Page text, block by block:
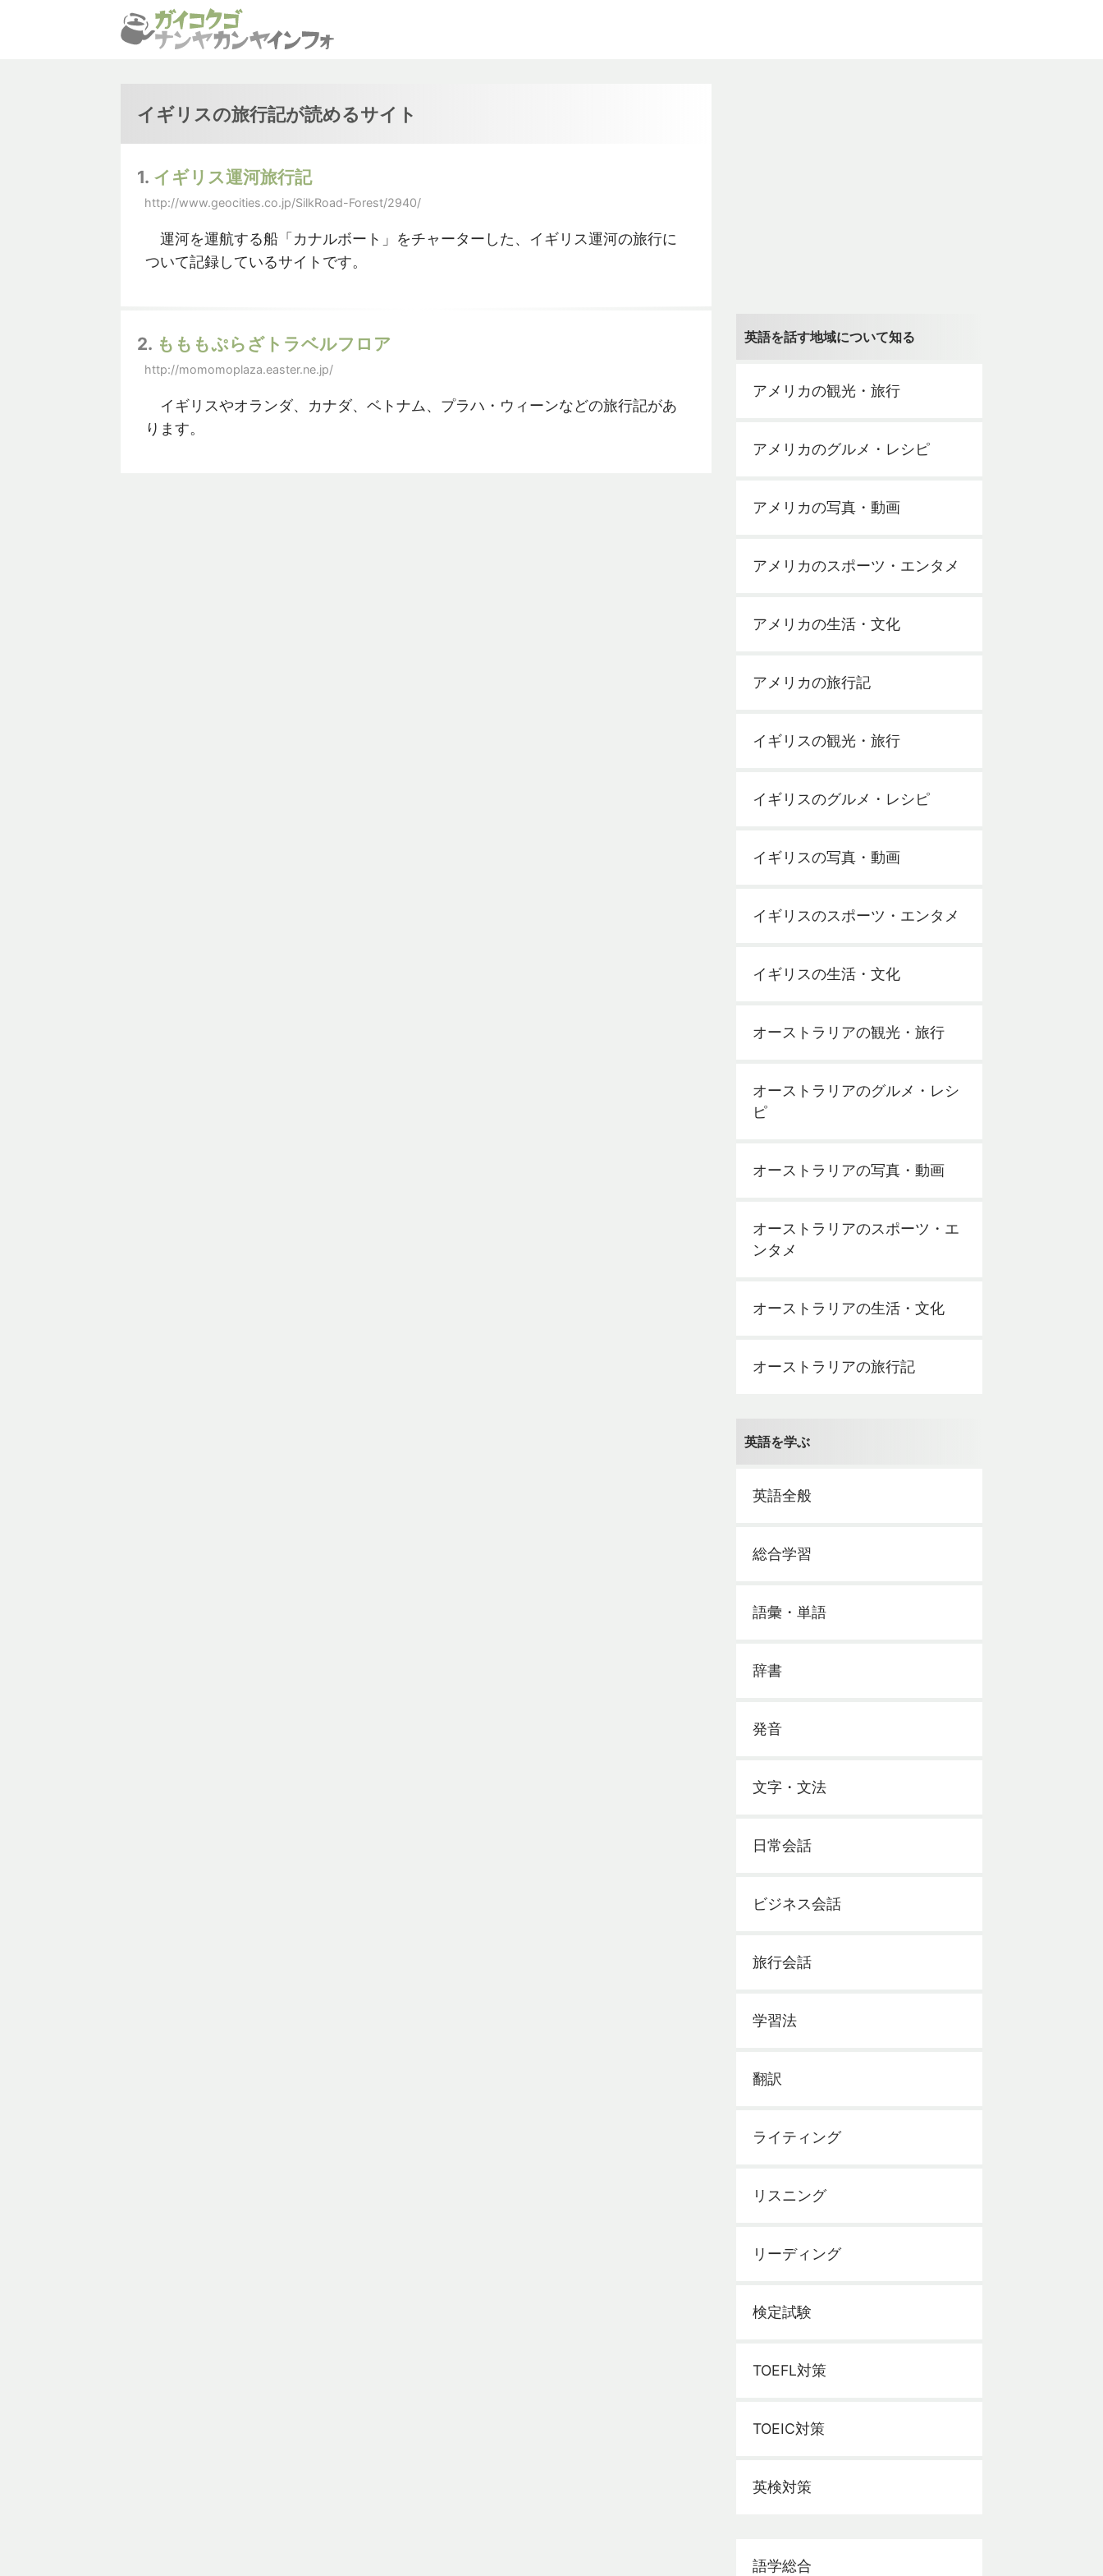
イギリスの旅行記が読めるサイト
1. イギリス運河旅行記
http://www.geocities.co.jp/SilkRoad-Forest/2940/
運河を運航する船「カナルボート」をチャーターした、イギリス運河の旅行に
ついて記録しているサイトです。
2. もももぷらざトラベルフロア
http://momomoplaza.easter.ne.jp/
イギリスやオランダ、カナダ、ベトナム、プラハ・ウィーンなどの旅行記があ
ります。
英語を話す地域について知る
アメリカの観光・旅行
アメリカのグルメ・レシピ
アメリカの写真・動画
アメリカのスポーツ・エンタメ
アメリカの生活・文化
アメリカの旅行記
イギリスの観光・旅行
イギリスのグルメ・レシピ
イギリスの写真・動画
イギリスのスポーツ・エンタメ
イギリスの生活・文化
オーストラリアの観光・旅行
オーストラリアのグルメ・レシ
ピ
オーストラリアの写真・動画
オーストラリアのスポーツ・エ
ンタメ
オーストラリアの生活・文化
オーストラリアの旅行記
英語を学ぶ
英語全般
総合学習
語彙・単語
辞書
発音
文字・文法
日常会話
ビジネス会話
旅行会話
学習法
翻訳
ライティング
リスニング
リーディング
検定試験
TOEFL対策
TOEIC対策
英検対策
語学総合